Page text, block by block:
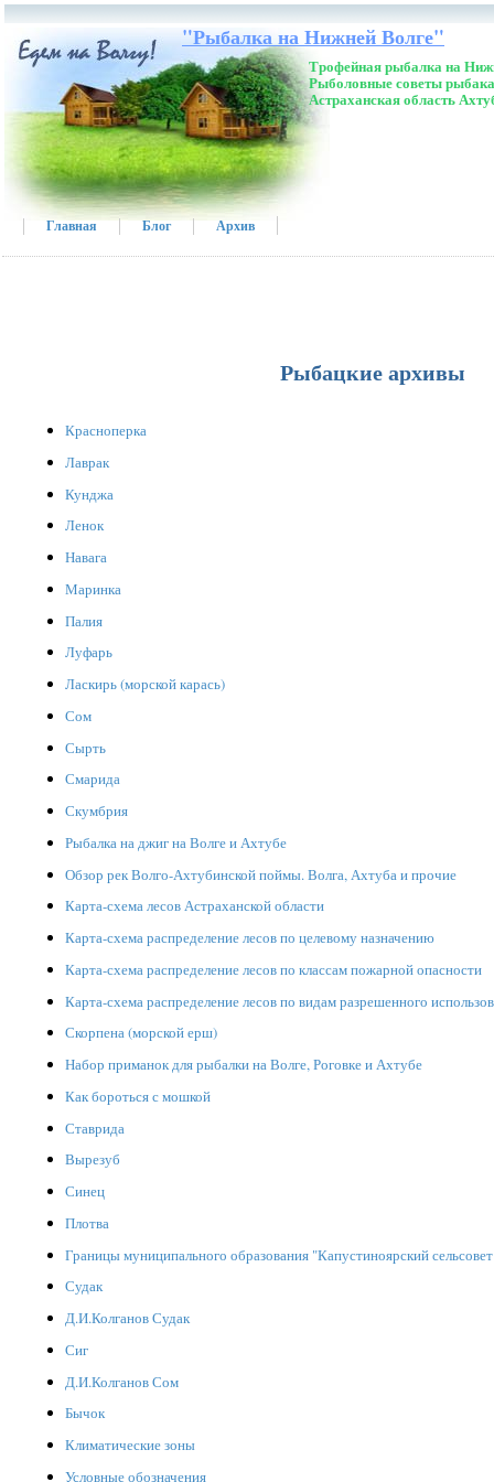
"Рыбалка на Нижней Волге"
Трофейная рыбалка на
Рыболовные советы
Астраханская область
Главная Блог Архив
Рыбацкие архивы
Красноперка
Лаврак
Кунджа
Ленок
Навага
Маринка
Палия
Луфарь
Ласкирь (морской карась)
Сом
Сырть
Смарида
Скумбрия
Рыбалка на джиг на Волге и Ахтубе
Обзор рек Волго-Ахтубинской поймы. Волга, Ахтуба и прочие
Карта-схема лесов Астраханской области
Карта-схема распределение лесов по целевому назначению
Карта-схема распределение лесов по классам пожарной опасности
Карта-схема распределение лесов по видам разрешенного
Скорпена (морской ерш)
Набор приманок для рыбалки на Волге, Роговке и Ахтубе
Как бороться с мошкой
Ставрида
Вырезуб
Синец
Плотва
Границы муниципального образования "Капустиноярский
Судак
Д.И.Колганов Судак
Сиг
Д.И.Колганов Сом
Бычок
Климатические зоны
Условные обозначения